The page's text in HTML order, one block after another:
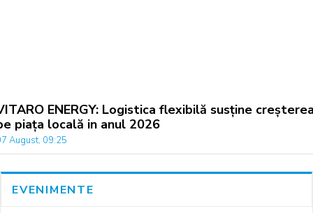
ENERGY: Logistica flexibilă susține
piața locală in anul 2026
August, 09:25
EVENIMENTE